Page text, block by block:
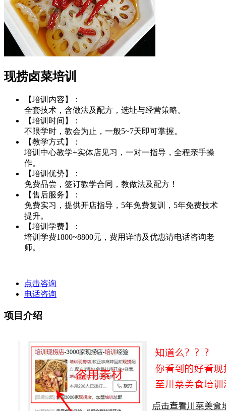
现捞卤菜培训
【培训内容】：
全套技术，含做法及配方，选址与经营策略。
【培训时间】：
不限学时，教会为止，一般5~7天即可掌握。
【教学方式】：
培训中心教学+实体店见习，一对一指导，全程亲手操
作。
【培训优势】：
免费品尝，签订教学合同，教做法及配方！
【售后服务】：
免费实习，提供开店指导，5年免费复训，5年免费技术
提升。
【培训学费】：
培训学费1800~8800元，费用详情及优惠请电话咨询老
师。
点击咨询
电话咨询
项目介绍